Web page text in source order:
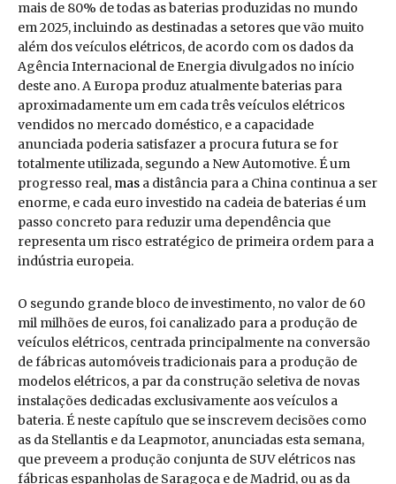
mais de 80% de todas as baterias produzidas no mundo
em 2025, incluindo as destinadas a setores que vão muito
além dos veículos elétricos, de acordo com os dados da
Agência Internacional de Energia divulgados no início
deste ano. A Europa produz atualmente baterias para
aproximadamente um em cada três veículos elétricos
vendidos no mercado doméstico, e a capacidade
anunciada poderia satisfazer a procura futura se for
totalmente utilizada, segundo a New Automotive. É um
progresso real, mas a distância para a China continua a ser
enorme, e cada euro investido na cadeia de baterias é um
passo concreto para reduzir uma dependência que
representa um risco estratégico de primeira ordem para a
indústria europeia.
O segundo grande bloco de investimento, no valor de 60
mil milhões de euros, foi canalizado para a produção de
veículos elétricos, centrada principalmente na conversão
de fábricas automóveis tradicionais para a produção de
modelos elétricos, a par da construção seletiva de novas
instalações dedicadas exclusivamente aos veículos a
bateria. É neste capítulo que se inscrevem decisões como
as da Stellantis e da Leapmotor, anunciadas esta semana,
que preveem a produção conjunta de SUV elétricos nas
fábricas espanholas de Saragoça e de Madrid, ou as da